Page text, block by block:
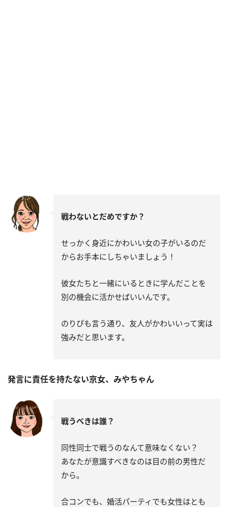
戦わないとだめですか？
せっかく身近にかわいい女の子がいるのだ
からお手本にしちゃいましょう！
彼女たちと一緒にいるときに学んだことを
別の機会に活かせばいいんです。
のりぴも言う通り、友人がかわいいって実は
強みだと思います。
発言に責任を持たない京女、みやちゃん
戦うべきは誰？
同性同士で戦うのなんて意味なくない？
あなたが意識すべきなのは目の前の男性だ
から。
合コンでも、婚活パーティでも女性はとも